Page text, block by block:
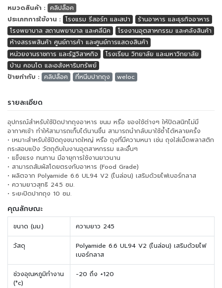
หมวดสินค้า : คลิปล็อค
ประเภทการใช้งาน : โรงแรม รีสอร์ท และสปา
ร้านอาหาร และธุรกิจอาหาร
โรงพยาบาล สถานพยาบาล และคลีนิค
โรงงานอุตสาหกรรม และคลังสินค้า
ห้างสรรพสินค้า ศูนย์การค้า และศูนย์การแสดงสินค้า
หน่วยงานราชการ และรัฐวิสาหกิจ
โรงเรียน วิทยาลัย และมหาวิทยาลัย
บ้าน คอนโด และอสังหาริมทรัพย์
ป้ายกำกับ : คลิปล็อค ที่หนีบปากถุง weloc
รายละเอียด
อุปกรณ์สำหรับใช้ปิดปากถุงอาหาร ขนม หรือ ของใช้ต่างๆ ให้ปิดสนิทไม่มี
อากาศเข้า ทำให้สามารถเก็บได้นานขึ้น สามารถนำกลับมาใช้ซ้ำได้หลายครั้ง
• เหมาะสำหรับใช้ปิดถุงขนาดใหญ่ หรือ ถุงที่มีความหนา เช่น ถุงใส่เม็ดพลาสติก
กระสอบแป้ง วัตถุดิบในงานอุตสาหกรรม และอื่นๆ
• แข็งแรง ทนทาน มีอายุการใช้งานยาวนาน
• สามารถสัมผัสโดยตรงกับอาหาร (Food Grade)
• ผลิตจาก Polyamide 6.6 UL94 V2 (ไนล่อน) เสริมด้วยไฟเบอร์กลาส
• ความยาวสุทธิ 24.5 ซม.
• ระยะปิดปากถุง 10 ซม.
คุณลักษณะ
ขนาด (มม.) ความยาว 245
วัสดุ
Polyamide 6.6 UL94 V2 (ไนล่อน) เสริมด้วยไฟ
เบอร์กลาส
ช่วงอุณหภูมิทำงาน
(°c)
-20 ถึง +120